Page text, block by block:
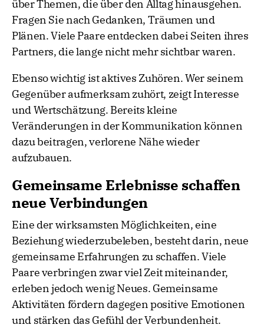
über Themen, die über den Alltag hinausgehen.
Fragen Sie nach Gedanken, Träumen und
Plänen. Viele Paare entdecken dabei Seiten ihres
Partners, die lange nicht mehr sichtbar waren.
Ebenso wichtig ist aktives Zuhören. Wer seinem
Gegenüber aufmerksam zuhört, zeigt Interesse
und Wertschätzung. Bereits kleine
Veränderungen in der Kommunikation können
dazu beitragen, verlorene Nähe wieder
aufzubauen.
Gemeinsame Erlebnisse schaffen
neue Verbindungen
Eine der wirksamsten Möglichkeiten, eine
Beziehung wiederzubeleben, besteht darin, neue
gemeinsame Erfahrungen zu schaffen. Viele
Paare verbringen zwar viel Zeit miteinander,
erleben jedoch wenig Neues. Gemeinsame
Aktivitäten fördern dagegen positive Emotionen
und stärken das Gefühl der Verbundenheit.